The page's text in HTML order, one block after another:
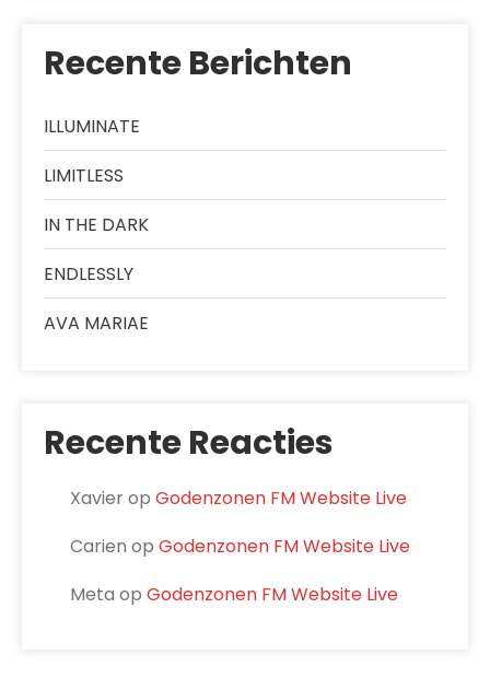
Recente Berichten
ILLUMINATE
LIMITLESS
IN THE DARK
ENDLESSLY
AVA MARIAE
Recente Reacties
Xavierop Godenzonen FM Website Live
Carien op Godenzonen FM Website Live
Meta op Godenzonen FM Website Live